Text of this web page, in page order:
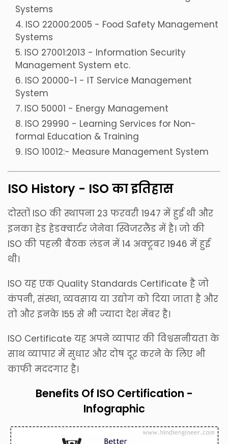
Systems
ISO 22000:2005 - Food Safety Management
Systems
ISO 27001:2013 - Information Security
Management System etc.
ISO 20000-1 - IT Service Management
System
ISO 50001 - Energy Management
ISO 29990 - Learning Services for Non-
formal Education & Training
ISO 10012:- Measure Management System
ISO History - ISO का इतिहास
दोस्तों ISO की स्थापना 23 फरवरी 1947 में हुई थी और
इनका हेड हेडक्वार्टर जेनेवा स्विजरलैंड में है। जो की
ISO की पहली बैठक लंडन में 14 अक्टूबर 1946 में हुई
थी।
ISO यह एक Quality Standards Certificate है जो
कंपनी, संस्था, व्यवसाय या उद्योग को दिया जाता है और
तो और इनके 155 से भी ज्यादा देश मेंबर है।
ISO Certificate यह अपने व्यापार की विश्वसनीयता के
साथ व्यापार में सुधार और दोष दूर करने के लिए भी
काफी मददगार है।
Benefits Of ISO Certification -
Infographic